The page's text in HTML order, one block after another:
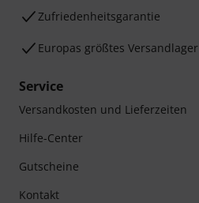
Zufriedenheitsgarantie
Europas größtes Versandlager
Service
Versandkosten und Lieferzeiten
Hilfe-Center
Gutscheine
Kontakt